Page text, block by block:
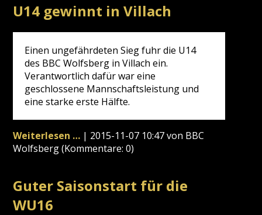
lassen
Beute
U14 gewinnt in Villach
Einen ungefährdeten Sieg fuhr die U14
des BBC Wolfsberg in Villach ein.
Verantwortlich dafür war eine
geschlossene Mannschaftsleistung und
eine starke erste Hälfte.
Weiterlesen …U14
gewinnt
| 2015-11-07 10:47von BBC
Wolfsberg (Kommentare: 0)
Guter Saisonstart für die
WU16